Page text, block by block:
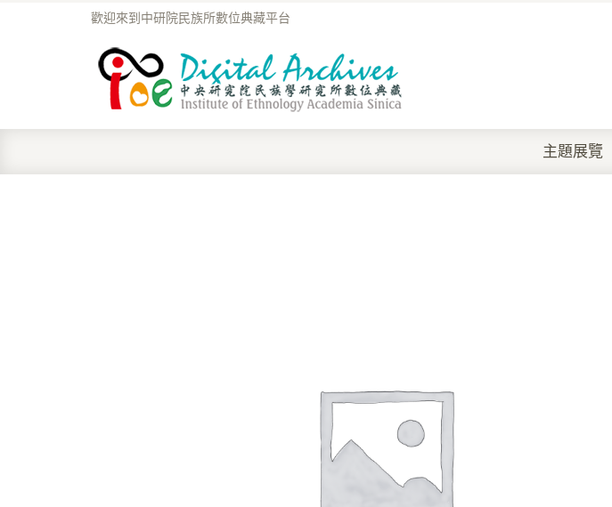
歡迎來到中研院民族所數位典藏平台
主題展覽